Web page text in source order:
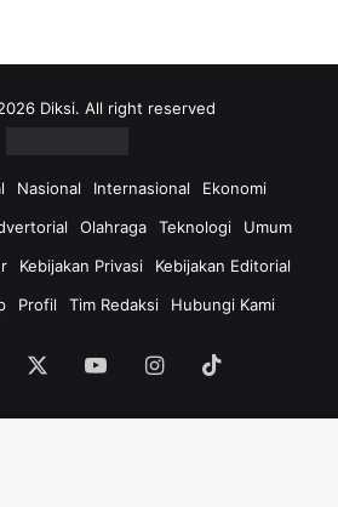
Diksi. All right reserved
Nasional Internasional
Ekonomi
Olahraga Teknologi
Umum
Kebijakan Privasi
Kebijakan Editorial
Profil Tim Redaksi Hubungi Kami
Facebook YouTubeInstagram